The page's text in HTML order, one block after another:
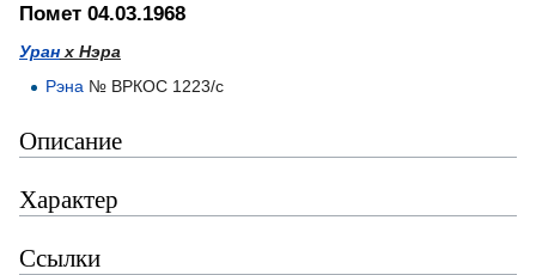
Помет 04.03.1968
Уран х Нэра
Рэна № ВРКОС 1223/c
Описание
Характер
Ссылки